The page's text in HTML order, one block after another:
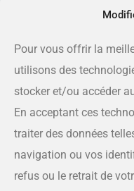
Pour vous offrir la
utilisons des
stocker et/ou accéder
En acceptant ces
traiter des données
navigation ou vos
refus ou le retrait de
Adresse
175 rue Queen,
Téléphone
819-566-8810